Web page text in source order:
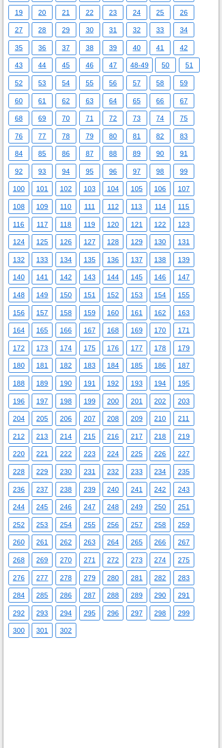
19 20 21 22 23 24 25 26
27 28 29 30 31 32 33 34
35 36 37 38 39 40 41 42
43 44 45 46 47 48-49 50 51
52 53 54 55 56 57 58 59
60 61 62 63 64 65 66 67
68 69 70 71 72 73 74 75
76 77 78 79 80 81 82 83
84 85 86 87 88 89 90 91
92 93 94 95 96 97 98 99
100 101 102 103 104 105 106 107
108 109 110 111 112 113 114 115
116 117 118 119 120 121 122 123
124 125 126 127 128 129 130 131
132 133 134 135 136 137 138 139
140 141 142 143 144 145 146 147
148 149 150 151 152 153 154 155
156 157 158 159 160 161 162 163
164 165 166 167 168 169 170 171
172 173 174 175 176 177 178 179
180 181 182 183 184 185 186 187
188 189 190 191 192 193 194 195
196 197 198 199 200 201 202 203
204 205 206 207 208 209 210 211
212 213 214 215 216 217 218 219
220 221 222 223 224 225 226 227
228 229 230 231 232 233 234 235
236 237 238 239 240 241 242 243
244 245 246 247 248 249 250 251
252 253 254 255 256 257 258 259
260 261 262 263 264 265 266 267
268 269 270 271 272 273 274 275
276 277 278 279 280 281 282 283
284 285 286 287 288 289 290 291
292 293 294 295 296 297 298 299
300 301 302